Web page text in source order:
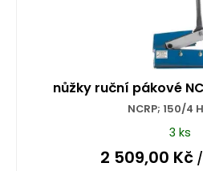
nůžky ruční pákové
NCRP; 150/4
3 ks
2 509,00 Kč